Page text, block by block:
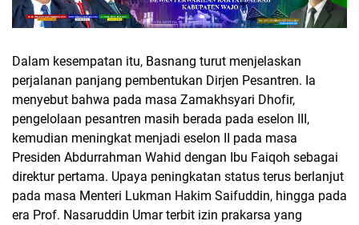
Dalam kesempatan itu, Basnang turut menjelaskan
perjalanan panjang pembentukan Dirjen Pesantren. Ia
menyebut bahwa pada masa Zamakhsyari Dhofir,
pengelolaan pesantren masih berada pada eselon III,
kemudian meningkat menjadi eselon II pada masa
Presiden Abdurrahman Wahid dengan Ibu Faiqoh sebagai
direktur pertama. Upaya peningkatan status terus berlanjut
pada masa Menteri Lukman Hakim Saifuddin, hingga pada
era Prof. Nasaruddin Umar terbit izin prakarsa yang